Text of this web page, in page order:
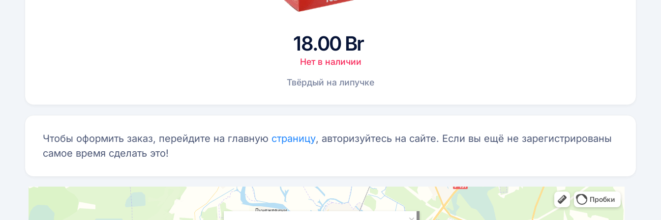
18.00 Br
Нет в наличии
Твёрдый на липучке
Чтобы оформить заказ, перейдите на главную страницу, авторизуйтесь на сайте. Если вы ещё не зарегистрированы
самое время сделать это!